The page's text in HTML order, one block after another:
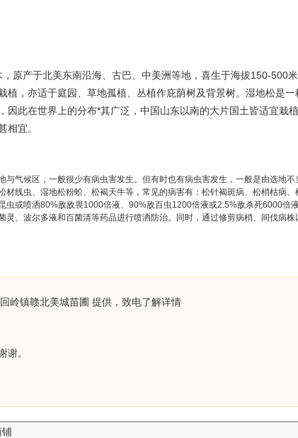
，原产于北美东南沿海 古巴 中美洲等地，喜生于海拔150-500
，亦适于庭园、 草地孤植、丛植作庇荫树及背景树。湿地松是
此在世界上的分布*其广泛， 中国山东以南的大片国土皆适宜栽
相宜。
气候区，一般很少有病虫害发生。但有时也有病虫害发生，一般是由选地
线虫、湿地松粉蚧、松褐天牛等，常见的病害有：松针褐斑病、松梢枯病
虫或喷洒80%敌敌畏1000倍液、90%敌百虫1200倍液或2.5%敌杀死6000倍
、波尔多液和百菌清等药品进行喷洒防治。同时，通过修剪病梢、间伐病株
岭镇赣北美城苗圃 提供，致电了解详情
谢。
铺